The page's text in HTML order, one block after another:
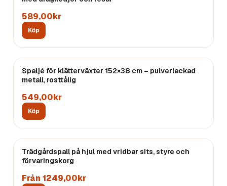
589,00kr
Köp
Spaljé för klätterväxter 152×38 cm – pulverlackad
metall, rosttålig
549,00kr
Köp
Trädgårdspall på hjul med vridbar sits, styre och
förvaringskorg
Från 1249,00kr